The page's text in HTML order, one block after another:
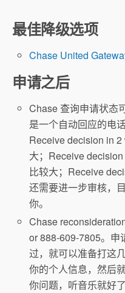
最佳降级选项
Chase United
申请之后
Chase 查询申请状态
是一个自动回应的电
Receive decision in
大；Receive
比较大；Receive
还需要进一步审核，
你。
Chase
or 888-609-7805。申
过，就可以准备打这
你的个人信息，然后
你问题，听音乐就好